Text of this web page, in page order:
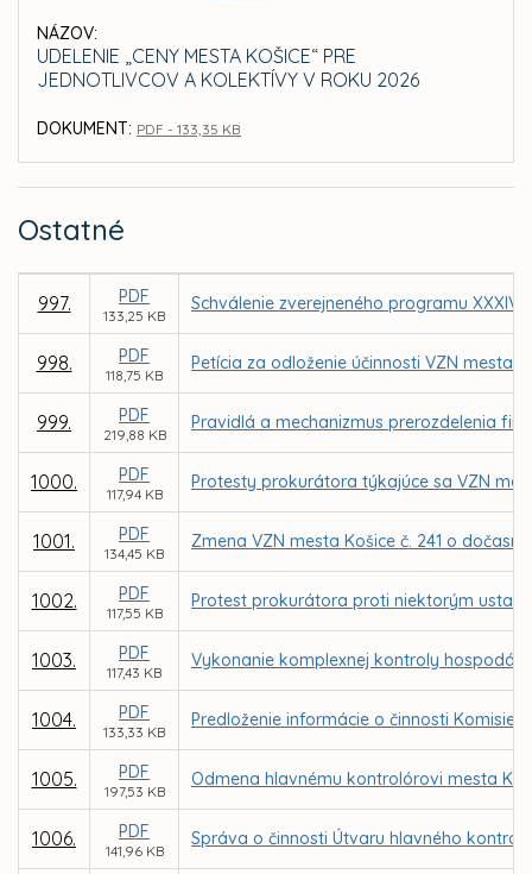
NÁZOV:
UDELENIE „CENY MESTA KOŠICE“ PRE
JEDNOTLIVCOV A KOLEKTÍVY V ROKU 2026
DOKUMENT: PDF - 133,35 KB
Ostatné
997. PDF
133,25 KB
Schválenie zverejneného programu
998. PDF
118,75 KB
Petícia za odloženie účinnosti VZN mesta
999. PDF
219,88 KB
Pravidlá a mechanizmus prerozdelenia
1000. PDF
117,94 KB
Protesty prokurátora týkajúce sa VZN
1001. PDF
134,45 KB
Zmena VZN mesta Košice č. 241 o
1002. PDF
117,55 KB
Protest prokurátora proti niektorým
1003. PDF
117,43 KB
Vykonanie komplexnej kontroly
1004. PDF
133,33 KB
Predloženie informácie o činnosti
1005. PDF
197,53 KB
Odmena hlavnému kontrolórovi mesta
1006. PDF
141,96 KB
Správa o činnosti Útvaru hlavného